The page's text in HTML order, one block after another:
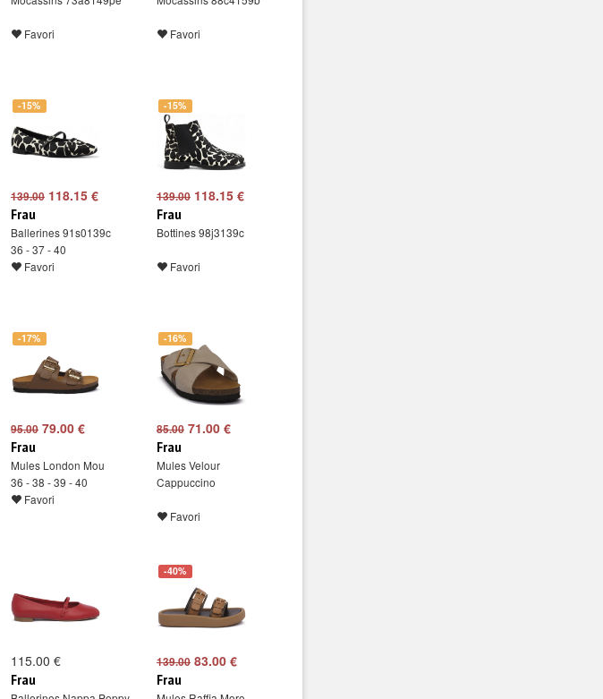
Favori Favori
-15%
139.00 118.15 €
Frau
Ballerines 91s0139c
36 - 37 - 40
Favori
-15%
139.00 118.15 €
Frau
Bottines 98j3139c
Favori
-17%
95.00 79.00 €
Frau
Mules London Mou
36 - 38 - 39 - 40
Favori
-16%
85.00 71.00 €
Frau
Mules Velour
Cappuccino
Favori
115.00 €
Frau
-40%
139.00 83.00 €
Frau